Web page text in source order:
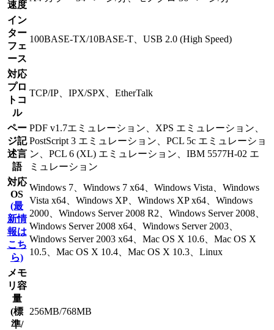
速度
イン
ター
フェ
ース
100BASE-TX/10BASE-T、USB 2.0 (High Speed)
対応
プロ
トコ
ル
TCP/IP、IPX/SPX、EtherTalk
ペー
ジ記
述言
語
PDF v1.7エミュレーション、XPS エミュレーション、
PostScript 3 エミュレーション、PCL 5c エミュレーショ
ン、PCL 6 (XL) エミュレーション、IBM 5577H-02 エ
ミュレーション
対応
OS
(最
新情
報は
こち
ら)
Windows 7、Windows 7 x64、Windows Vista、Windows
Vista x64、Windows XP、Windows XP x64、Windows
2000、Windows Server 2008 R2、Windows Server 2008、
Windows Server 2008 x64、Windows Server 2003、
Windows Server 2003 x64、Mac OS X 10.6、Mac OS X
10.5、Mac OS X 10.4、Mac OS X 10.3、Linux
メモ
リ容
量
(標
準/
256MB/768MB